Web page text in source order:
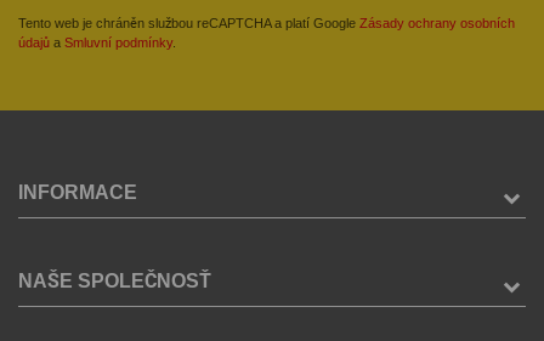
Tento web je chráněn službou reCAPTCHA a platí Google Zásady ochrany osobních
údajů a Smluvní podmínky.
INFORMACE
NAŠE SPOLEČNOSŤ